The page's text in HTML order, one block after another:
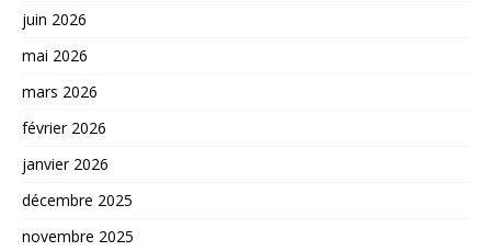
juin 2026
mai 2026
mars 2026
février 2026
janvier 2026
décembre 2025
novembre 2025